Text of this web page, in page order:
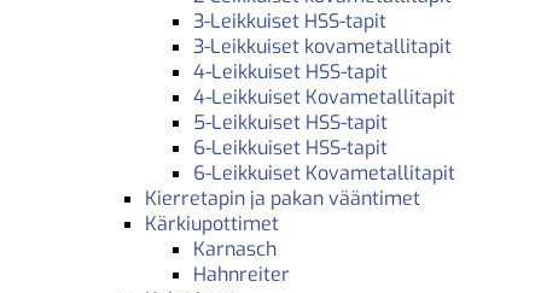
3-Leikkuiset HSS-tapit
3-Leikkuiset kovametallitapit
4-Leikkuiset HSS-tapit
4-Leikkuiset Kovametallitapit
5-Leikkuiset HSS-tapit
6-Leikkuiset HSS-tapit
6-Leikkuiset Kovametallitapit
Kierretapin ja pakan vääntimet
Kärkiupottimet
Karnasch
Hahnreiter